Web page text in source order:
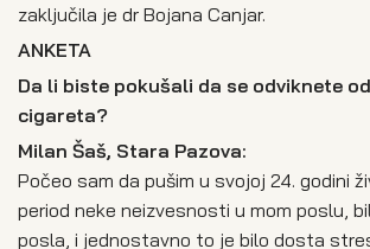
zaključila je dr Bojana Canjar.
ANKETA
Da li biste pokušali da se odviknete
cigareta?
Milan Šaš, Stara Pazova:
Počeo sam da pušim u svojoj 24. godini
period neke neizvesnosti u mom poslu,
posla, i jednostavno to je bilo dosta